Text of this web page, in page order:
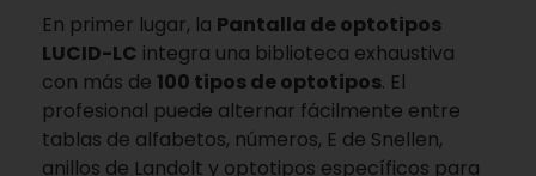
En primer lugar, la Pantalla de optotipos
LUCID-LC integra una biblioteca exhaustiva
con más de 100 tipos de optotipos. El
profesional puede alternar fácilmente entre
tablas de alfabetos, números, E de Snellen,
anillos de Landolt y optotipos específicos para